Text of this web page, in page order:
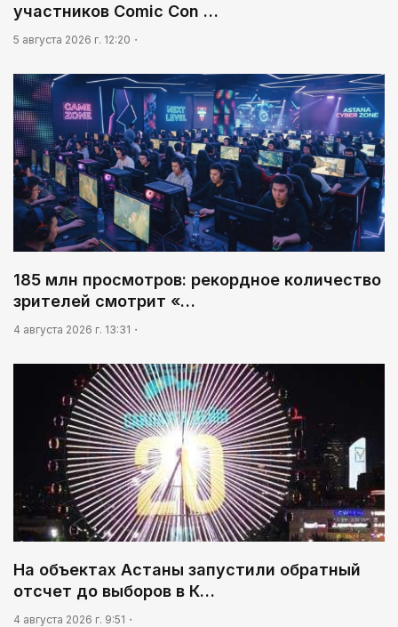
участников Comic Con …
5 августа 2026 г. 12:20
185 млн просмотров: рекордное количество
зрителей смотрит «…
4 августа 2026 г. 13:31
На объектах Астаны запустили обратный
отсчет до выборов в К…
4 августа 2026 г. 9:51